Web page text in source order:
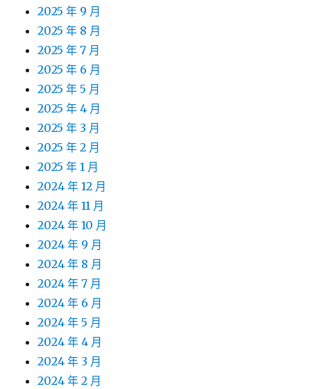
2025 年 9 月
2025 年 8 月
2025 年 7 月
2025 年 6 月
2025 年 5 月
2025 年 4 月
2025 年 3 月
2025 年 2 月
2025 年 1 月
2024 年 12 月
2024 年 11 月
2024 年 10 月
2024 年 9 月
2024 年 8 月
2024 年 7 月
2024 年 6 月
2024 年 5 月
2024 年 4 月
2024 年 3 月
2024 年 2 月